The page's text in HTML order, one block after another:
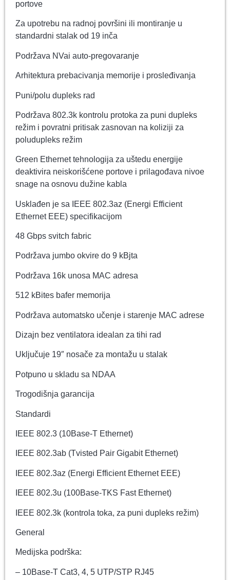
portove
Za upotrebu na radnoj površini ili montiranje u
standardni stalak od 19 inča
Podržava NVai auto-pregovaranje
Arhitektura prebacivanja memorije i prosleđivanja
Puni/polu dupleks rad
Podržava 802.3k kontrolu protoka za puni dupleks
režim i povratni pritisak zasnovan na koliziji za
poludupleks režim
Green Ethernet tehnologija za uštedu energije
deaktivira neiskorišćene portove i prilagođava nivoe
snage na osnovu dužine kabla
Usklađen je sa IEEE 802.3az (Energi Efficient
Ethernet EEE) specifikacijom
48 Gbps svitch fabric
Podržava jumbo okvire do 9 kBjta
Podržava 16k unosa MAC adresa
512 kBites bafer memorija
Podržava automatsko učenje i starenje MAC adrese
Dizajn bez ventilatora idealan za tihi rad
Uključuje 19″ nosače za montažu u stalak
Potpuno u skladu sa NDAA
Trogodišnja garancija
Standardi
IEEE 802.3 (10Base-T Ethernet)
IEEE 802.3ab (Tvisted Pair Gigabit Ethernet)
IEEE 802.3az (Energi Efficient Ethernet EEE)
IEEE 802.3u (100Base-TKS Fast Ethernet)
IEEE 802.3k (kontrola toka, za puni dupleks režim)
General
Medijska podrška:
– 10Base-T Cat3, 4, 5 UTP/STP RJ45